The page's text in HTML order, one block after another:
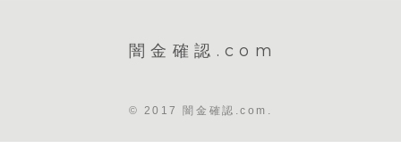
闇金確認.com
© 2017 闇金確認.com.